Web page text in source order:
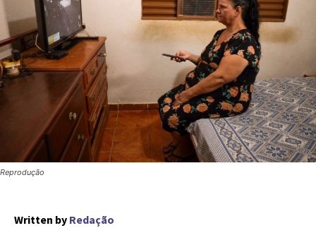
Reprodução
Written by Redação